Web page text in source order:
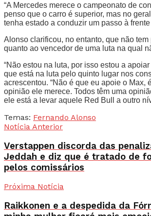
“A Mercedes merece o campeonato de
penso que o carro é superior, mas no
tenha estado a conduzir um passo à frente
Alonso clarificou, no entanto, que não tem
quanto ao vencedor de uma luta na qual
“Não estou na luta, por isso estou a
que está na luta pelo quinto lugar nos
acrescentou. “Não é que eu apoie o Max,
opinião ele merece. Todos têm uma
ele está a levar aquele Red Bull a outro
Temas: Fernando Alonso
Notícia Anterior
Verstappen discorda das
Jeddah e diz que é tratado de
pelos comissários
Próxima Notícia
Raikkonen e a despedida da